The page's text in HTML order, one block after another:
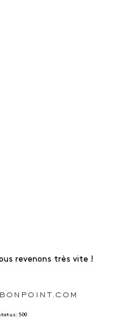
revenons très vite !
500